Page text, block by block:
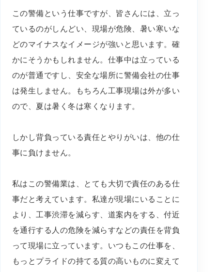
この警備という仕事ですが、皆さんには、立っ
ているのがしんどい、現場が危険、暑い寒いな
どのマイナスなイメージが強いと思います。確
かにそうかもしれません。仕事中は立っている
のが普通ですし、安全な場所に警備会社の仕事
は発生しません。もちろん工事現場は外が多い
ので、夏は暑く冬は寒くなります。
しかし背負っている責任とやりがいは、他の仕
事に負けません。
私はこの警備業は、とても大切で責任のある仕
事だと考えています。私達が現場にいることに
より、工事渋滞を減らす、道案内をする、付近
を通行する人の危険を減らすなどの責任を背負
って現場に立っています。いつもこの仕事を、
もっとプライドの持てる質の高いものに変えて